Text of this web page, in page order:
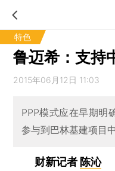
特色
鲁迈希：支持
2015年06月12日 11:03
PPP模式应在早期明
参与到巴林基建项目
财新记者 陈沁